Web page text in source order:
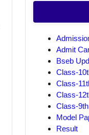
Admit
Bseb
Class-
Class-
Class-
Class-9th
Model
Result